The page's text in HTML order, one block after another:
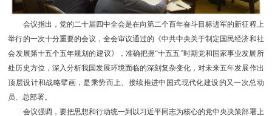
会议指出，党的二十届四中全会是在向第二个百年奋斗目标进军的新征程上
举行的一次十分重要的会议，全会审议通过的《中共中央关于制定国民经济和社
会发展第十五个五年规划的建议》，准确把握“十五五”时期党和国家事业发展所
处历史方位，深入分析我国发展环境面临的深刻复杂变化，对未来五年发展作出
顶层设计和战略擘画，是乘势而上、接续推进中国式现代化建设的又一次总动
员、总部署。
会议强调，要把思想和行动统一到以习近平同志为核心的党中央决策部署上